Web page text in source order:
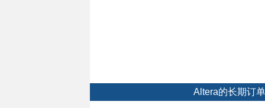
Altera的长期订